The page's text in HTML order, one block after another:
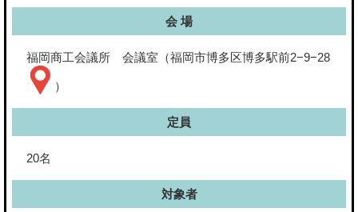
会 場
福岡商工会議所 会議室（福岡市博多区博多駅前2−9−28
）
定員
20名
対象者